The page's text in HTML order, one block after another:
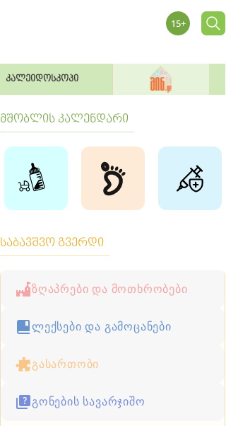
კალეიდოსკოპი
მშობლის კალენდარი
საბავშვო გვერდი
ზღაპრები და მოთხრობები
ლექსები და გამოცანები
გასართობი
გონების სავარჯიშო